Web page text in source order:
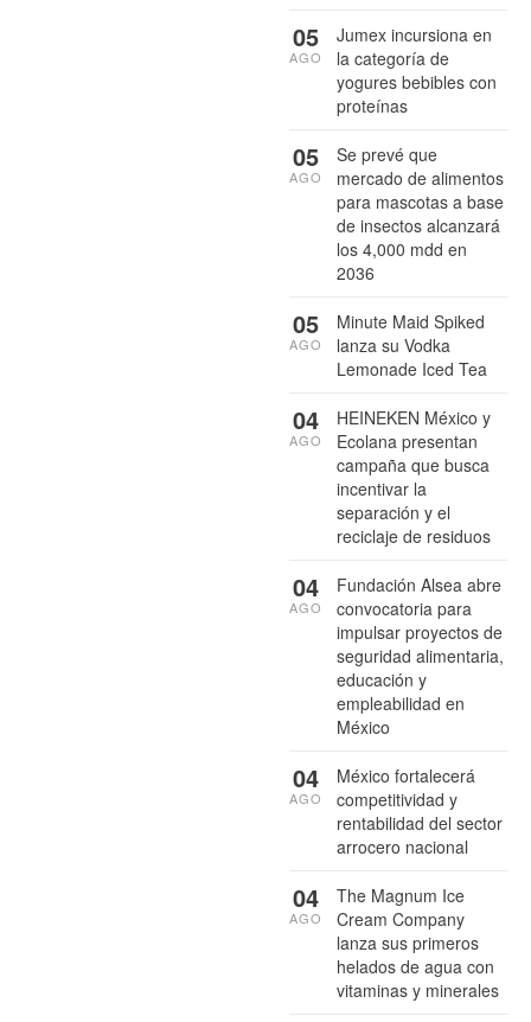
Jumex incursiona en
la categoría de
yogures bebibles con
proteínas
05
AGO
Se prevé que
mercado de alimentos
para mascotas a base
de insectos alcanzará
los 4,000 mdd en
2036
05
AGO
Minute Maid Spiked
lanza su Vodka
Lemonade Iced Tea
05
AGO
HEINEKEN México y
Ecolana presentan
campaña que busca
incentivar la
separación y el
reciclaje de residuos
04
AGO
Fundación Alsea abre
convocatoria para
impulsar proyectos de
seguridad alimentaria,
educación y
empleabilidad en
México
04
AGO
México fortalecerá
competitividad y
rentabilidad del sector
arrocero nacional
04
AGO
The Magnum Ice
Cream Company
lanza sus primeros
helados de agua con
vitaminas y minerales
04
AGO